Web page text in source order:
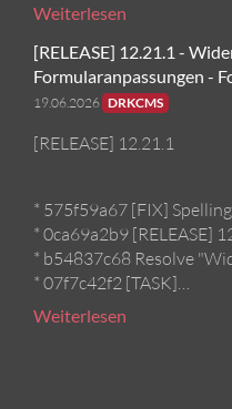
Weiterlesen
[RELEASE] 12.21.1 -
Formularanpassungen -
19.06.2026 DRKCMS
[RELEASE] 12.21.1
* 575f59a67 [FIX]
* 0ca69a2b9 [RELEASE]
* b54837c68 Resolve
* 07f7c42f2 [TASK]…
Weiterlesen